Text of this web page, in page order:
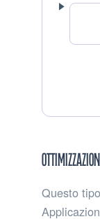
Questo